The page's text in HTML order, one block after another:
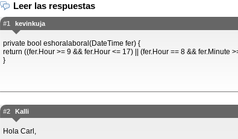
Leer las respuestas
#1 kevinkuja
private bool eshoralaboral(DateTime fer) {
return ((fer.Hour >= 9 && fer.Hour <= 17) || (fer.Hour == 8 && fer.Minute
}
#2 Kalli
Hola Carl,